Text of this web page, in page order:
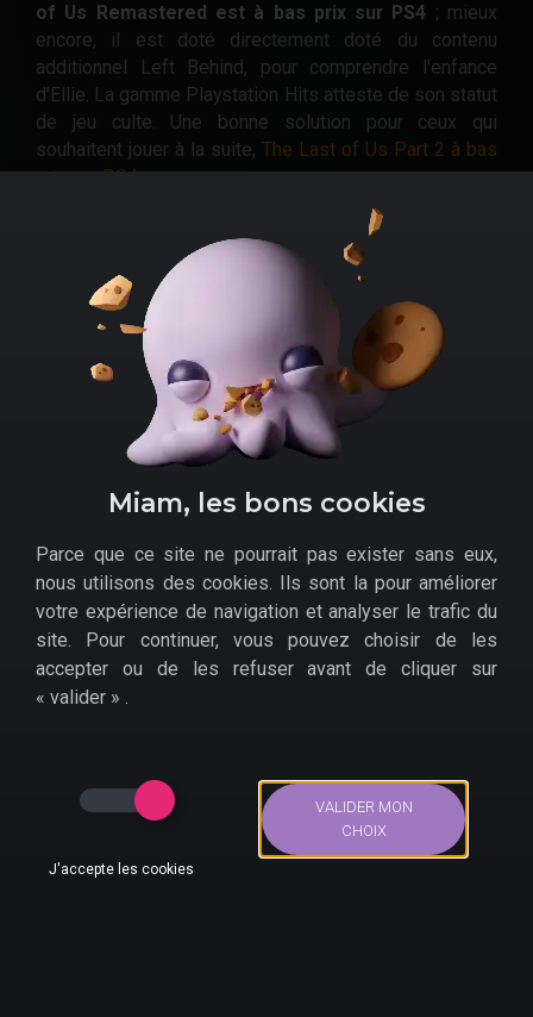
of Us Remastered est à bas prix sur PS4 ; mieux
encore, il est doté directement doté du contenu
additionnel Left Behind, pour comprendre l'enfance
d'Ellie. La gamme Playstation Hits atteste de son statut
de jeu culte. Une bonne solution pour ceux qui
souhaitent jouer à la suite, The Last of Us Part 2 à bas
prix sur PS4.
Pour les possesseurs de la console dernière
génération de Sony, un remake complet,
Part 1 est pas cher sur PS5
Quels bons plans pour le
jeu The Last of Us
Remastered sur PS4 ?
Amazon
Cultura
Miam, les bons cookies
Parce que ce site ne pourrait pas exister sans eux,
nous utilisons des cookies. Ils sont la pour améliorer
votre expérience de navigation et analyser le trafic du
site. Pour continuer, vous pouvez choisir de les
accepter ou de les refuser avant de cliquer sur
« valider » .
J'accepte les cookies
VALIDER MON
CHOIX